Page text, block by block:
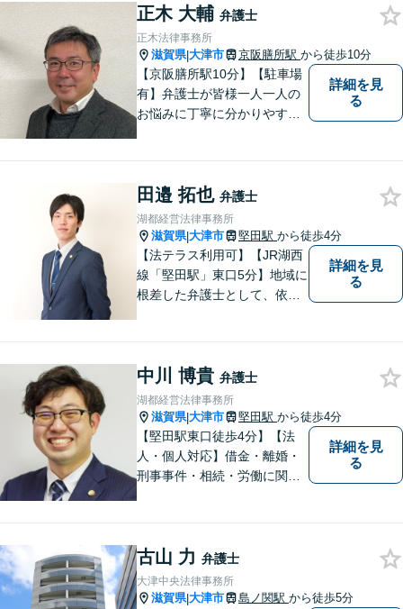
ください。
正木 大輔 弁護士
正木法律事務所
滋賀県|大津市 京阪膳所駅 から徒歩10分
【京阪膳所駅10分】【駐車場
有】弁護士が皆様一人一人の
お悩みに丁寧に分かりやすく
進できることがございます。
どうぞ当事務所にご相談くだ
さい。
詳細を見
る
田邉 拓也 弁護士
湖都経営法律事務所
滋賀県|大津市 堅田駅 から徒歩4分
【法テラス利用可】【JR湖西
線「堅田駅」東口5分】地域に
根差した弁護士として、依頼
ます。弁護士に依頼するのは
敷居が高いとお考えの方も、
まずは一度ご相談ください。
詳細を見
る
中川 博貴 弁護士
湖都経営法律事務所
滋賀県|大津市 堅田駅 から徒歩4分
【堅田駅東口徒歩4分】【法
人・個人対応】借金・離婚・
刑事事件・相続・労働に関す
お話をお聞かせください。
【無料駐車場あり】
詳細を見
る
古山 力 弁護士
大津中央法律事務所
滋賀県|大津市 島ノ関駅 から徒歩5分